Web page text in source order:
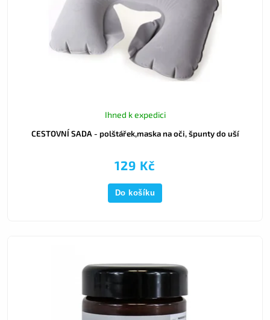
CESTOVNÍ SADA - polštářek,maska na oči, špunty do uší
Ihned k expedici
129 Kč
Do košíku